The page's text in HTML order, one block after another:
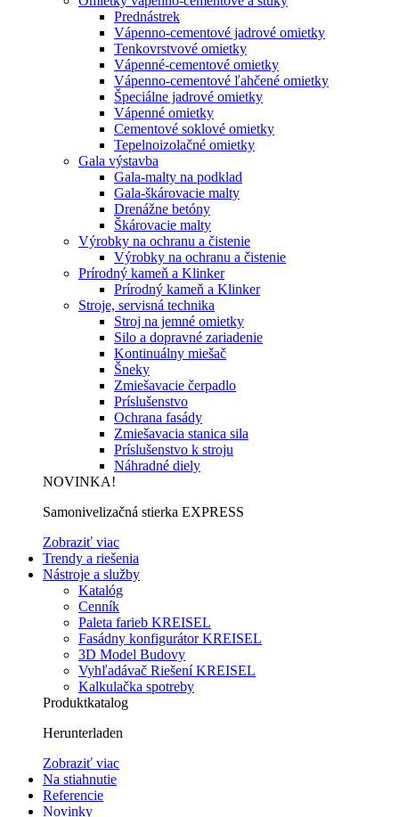
Prednástrek
Vápenno-cementové jadrové omietky
Tenkovrstvové omietky
Vápenné-cementové omietky
Vápenno-cementové ľahčené omietky
Špeciálne jadrové omietky
Vápenné omietky
Cementové soklové omietky
Tepelnoizolačné omietky
Gala výstavba
Gala-malty na podklad
Gala-škárovacie malty
Drenážne betóny
Škárovacie malty
Výrobky na ochranu a čistenie
Výrobky na ochranu a čistenie
Prírodný kameň a Klinker
Prírodný kameň a Klinker
Stroje, servisná technika
Stroj na jemné omietky
Silo a dopravné zariadenie
Kontinuálny miešač
Šneky
Zmiešavacie čerpadlo
Príslušenstvo
Ochrana fasády
Zmiešavacia stanica sila
Príslušenstvo k stroju
Náhradné diely
NOVINKA!
Samonivelizačná stierka EXPRESS
Zobraziť viac
Trendy a riešenia
Nástroje a služby
Katalóg
Cenník
Paleta farieb KREISEL
Fasádny konfigurátor KREISEL
3D Model Budovy
Vyhľadávač Riešení KREISEL
Kalkulačka spotreby
Produktkatalog
Herunterladen
Zobraziť viac
Na stiahnutie
Referencie
Novinky